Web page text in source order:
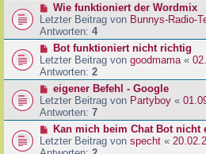
Wie funktioniert der Wordmix
Letzter Beitrag von Bunnys-Radio-
Antworten: 4
Bot funktioniert nicht richtig
Letzter Beitrag von goodmama «
Antworten: 2
eigener Befehl - Google
Letzter Beitrag von Partyboy «
Antworten: 7
Kan mich beim Chat Bot nicht
Letzter Beitrag von specht «